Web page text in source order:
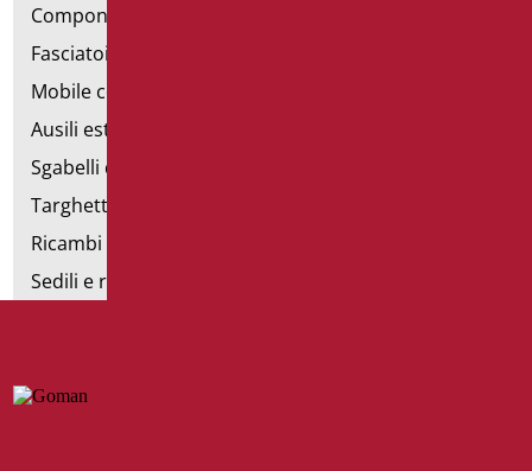
Componibili corrimano
Fasciatoi
Mobile con poltrona
Ausili estraibili
Sgabelli doccia
Targhette bagno
Ricambi e minuteria
Sedili e rialzi WC